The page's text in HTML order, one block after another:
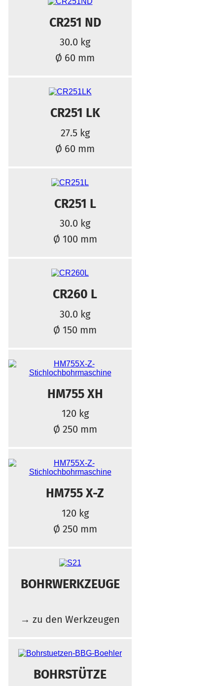
CR251 ND
30.0 kg
Ø 60 mm
CR251 LK
27.5 kg
Ø 60 mm
CR251 L
30.0 kg
Ø 100 mm
CR260 L
30.0 kg
Ø 150 mm
HM755 XH
120 kg
Ø 250 mm
HM755 X-Z
120 kg
Ø 250 mm
BOHRWERKZEUGE
→ zu den Werkzeugen
BOHRSTÜTZE